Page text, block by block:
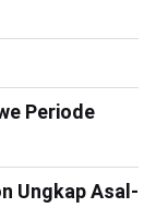
Periode
Ungkap Asal-